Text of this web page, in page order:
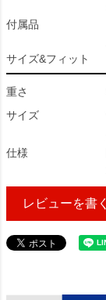
付属品
サイズ&フィット
重さ
サイズ
仕様
レビューを書く